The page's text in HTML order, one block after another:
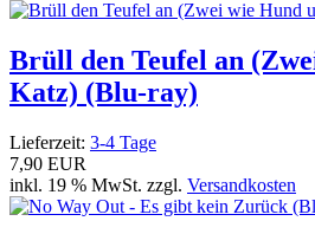
Brüll den Teufel an
Katz) (Blu-ray)
Lieferzeit: 3-4 Tage
7,90 EUR
inkl. 19 % MwSt. zzgl. Versandkosten